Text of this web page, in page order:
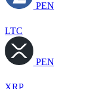
PEN
LTC
PEN